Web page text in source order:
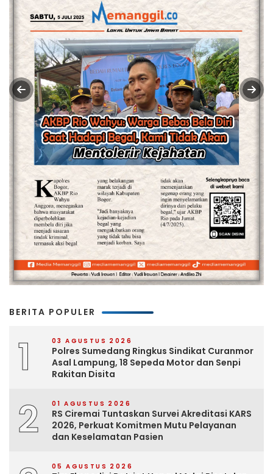
BERITA POPULER
1 03 AGUSTUS 2026
Polres Sumedang Ringkus Sindikat Curanmor
Asal Lampung, 18 Sepeda Motor dan Senpi
Rakitan Disita
2 01 AGUSTUS 2026
RS Ciremai Tuntaskan Survei Akreditasi KARS
2026, Perkuat Komitmen Mutu Pelayanan
dan Keselamatan Pasien
05 AGUSTUS 2026